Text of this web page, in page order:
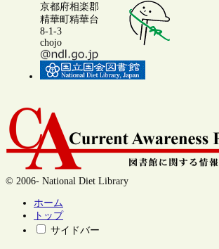
京都府相楽郡
精華町精華台
8-1-3
chojo
© 2006- National Diet Library
ホーム
トップ
サイドバー